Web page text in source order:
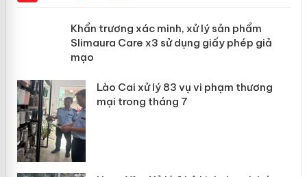
Khẩn trương xác minh, xử lý sản phẩm
Slimaura Care x3 sử dụng giấy phép